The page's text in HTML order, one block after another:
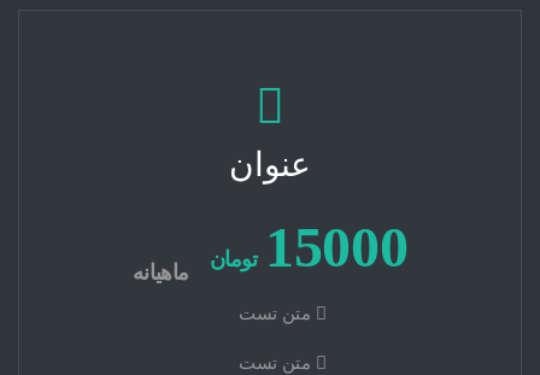
عنوان
15000 تومان
ماهیانه
متن تست
متن تست